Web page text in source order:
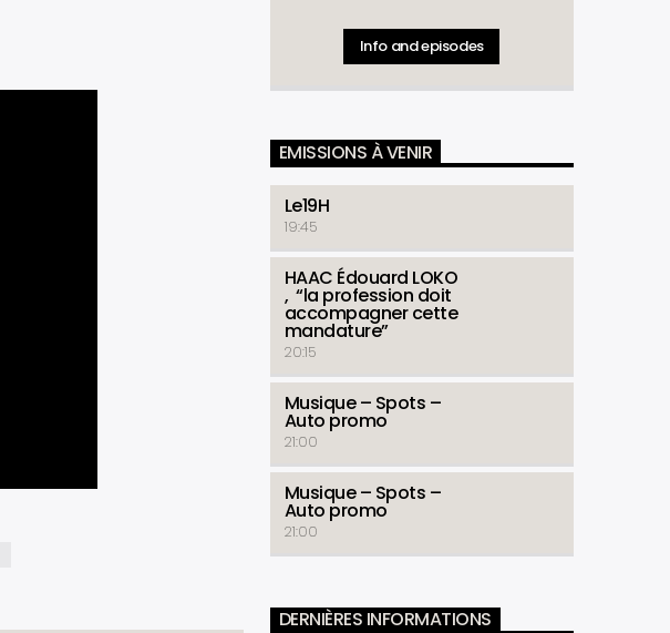
Info and episodes
EMISSIONS À VENIR
Le19H
19:45
HAAC Édouard LOKO
, “la profession doit
accompagner cette
mandature”
20:15
Musique – Spots –
Auto promo
21:00
Musique – Spots –
Auto promo
21:00
DERNIÈRES INFORMATIONS